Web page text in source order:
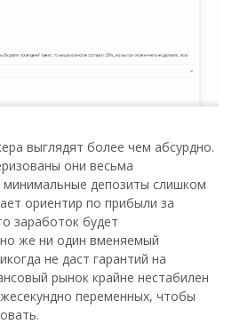
выглядят более чем абсурдно.
они весьма
депозиты слишком
ориентир по прибыли за
заработок будет
же ни один вменяемый
не даст гарантий на
рынок крайне нестабилен
переменных, чтобы